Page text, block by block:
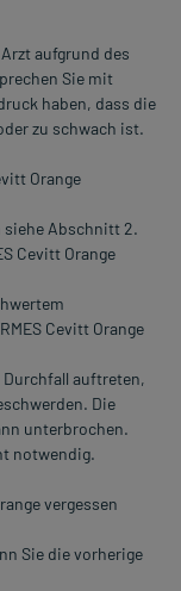
aufgrund des
Sie mit
haben, dass die
zu schwach ist.
Orange
siehe Abschnitt 2.
Cevitt Orange
Cevitt Orange
Durchfall auftreten,
Die
unterbrochen.
notwendig.
vergessen
Sie die vorherige